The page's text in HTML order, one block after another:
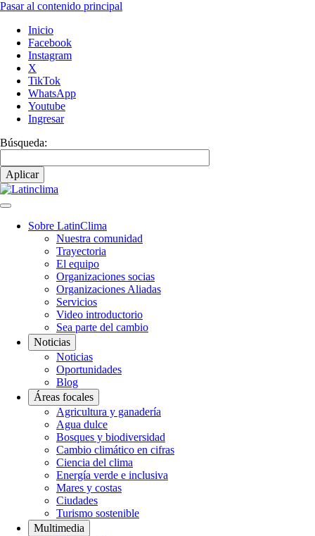
Pasar al contenido principal
Inicio
Facebook
Instagram
X
TikTok
WhatsApp
Youtube
Ingresar
Búsqueda:
Navegación
Sobre LatinClima
Nuestra comunidad
Trayectoria
El equipo
Organizaciones socias
Organizaciones Aliadas
Servicios
Video introductorio
Sea parte del cambio
Noticias
Noticias
Oportunidades
Blog
Áreas focales
Agricultura y ganadería
Agua dulce
Bosques y biodiversidad
Cambio climático en cifras
Ciencia del clima
Energía verde e inclusiva
Mares y costas
Ciudades
Turismo sostenible
Multimedia